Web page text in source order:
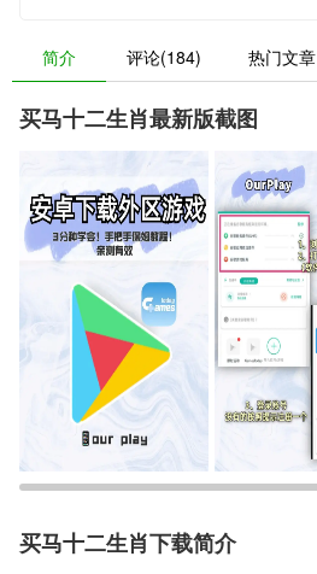
简介 评论(184) 热门文章
买马十二生肖最新版截图
买马十二生肖下载简介